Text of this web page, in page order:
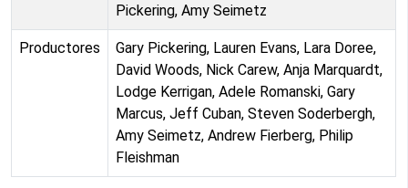
Pickering, Amy Seimetz
Productores
Gary Pickering, Lauren Evans, Lara Doree,
David Woods, Nick Carew, Anja Marquardt,
Lodge Kerrigan, Adele Romanski, Gary
Marcus, Jeff Cuban, Steven Soderbergh,
Amy Seimetz, Andrew Fierberg, Philip
Fleishman